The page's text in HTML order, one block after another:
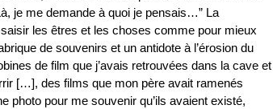
je me demande à quoi je pensais…” La
les êtres et les choses comme pour mieux
de souvenirs et un antidote à l’érosion du
de film que j’avais retrouvées dans la cave et
[…], des films que mon père avait ramenés
photo pour me souvenir qu’ils avaient existé,